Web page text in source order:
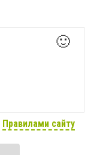
🙂
Правилами сайту